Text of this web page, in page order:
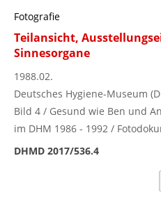
Fotografie
Teilansicht,
Sinnesorgane
1988.02.
Deutsches Hygiene-Museum
Bild 4 / Gesund wie Ben und
im DHM 1986 - 1992 /
DHMD 2017/536.4